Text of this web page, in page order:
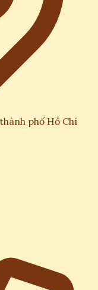
phố Hồ Chí